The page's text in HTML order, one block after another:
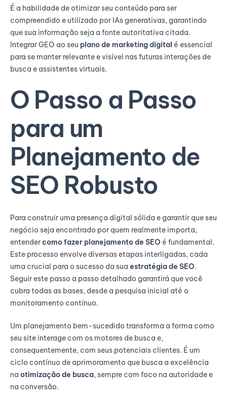
É a habilidade de otimizar seu conteúdo para ser
compreendido e utilizado por IAs generativas, garantindo
que sua informação seja a fonte autoritativa citada.
Integrar GEO ao seu plano de marketing digital é essencial
para se manter relevante e visível nas futuras interações de
busca e assistentes virtuais.
O Passo a Passo
para um
Planejamento de
SEO Robusto
Para construir uma presença digital sólida e garantir que seu
negócio seja encontrado por quem realmente importa,
entendercomo fazer planejamento de SEO é fundamental.
Este processo envolve diversas etapas interligadas, cada
uma crucial para o sucesso da sua estratégia de SEO.
Seguir este passo a passo detalhado garantirá que você
cubra todas as bases, desde a pesquisa inicial até o
monitoramento contínuo.
Um planejamento bem-sucedido transforma a forma como
seu site interage com os motores de busca e,
consequentemente, com seus potenciais clientes. É um
ciclo contínuo de aprimoramento que busca a excelência
na otimização de busca, sempre com foco na autoridade e
na conversão.